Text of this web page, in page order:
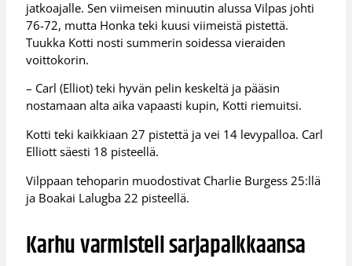
jatkoajalle. Sen viimeisen minuutin alussa Vilpas johti
76-72, mutta Honka teki kuusi viimeistä pistettä.
Tuukka Kotti nosti summerin soidessa vieraiden
voittokorin.
– Carl (Elliot) teki hyvän pelin keskeltä ja pääsin
nostamaan alta aika vapaasti kupin, Kotti riemuitsi.
Kotti teki kaikkiaan 27 pistettä ja vei 14 levypalloa. Carl
Elliott säesti 18 pisteellä.
Vilppaan tehoparin muodostivat Charlie Burgess 25:llä
ja Boakai Lalugba 22 pisteellä.
Karhu varmisteli sarjapaikkaansa